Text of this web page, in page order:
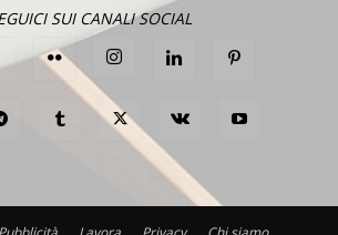
SUI CANALI SOCIAL